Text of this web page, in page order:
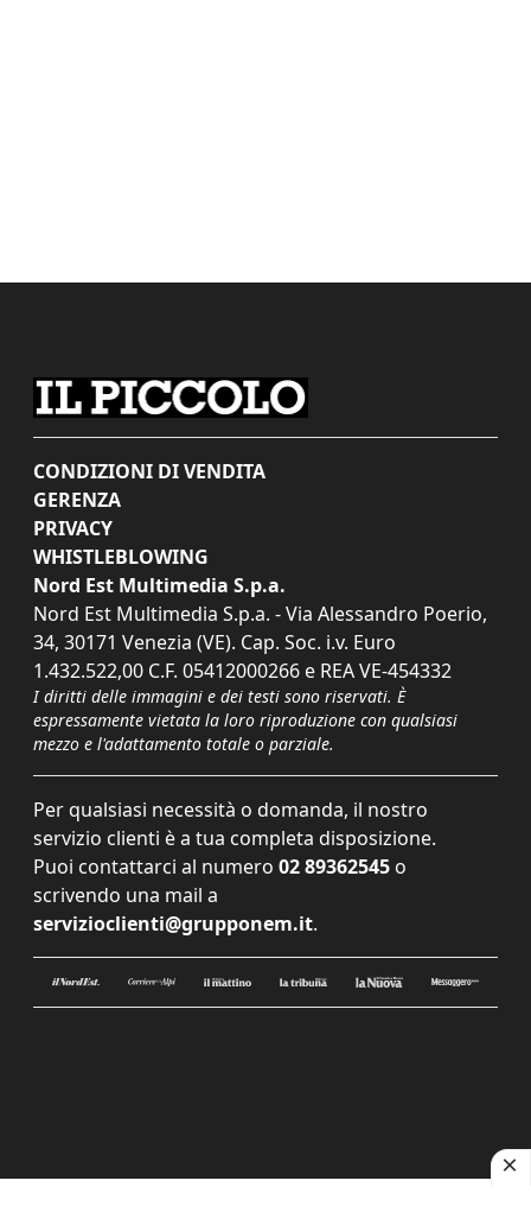
CONDIZIONI DI VENDITA
GERENZA
PRIVACY
WHISTLEBLOWING
Nord Est Multimedia S.p.a.
Nord Est Multimedia S.p.a. - Via Alessandro Poerio,
34, 30171 Venezia (VE). Cap. Soc. i.v. Euro
1.432.522,00 C.F. 05412000266 e REA VE-454332
I diritti delle immagini e dei testi sono riservati. È
espressamente vietata la loro riproduzione con qualsiasi
mezzo e l'adattamento totale o parziale.
Per qualsiasi necessità o domanda, il nostro
servizio clienti è a tua completa disposizione.
Puoi contattarci al numero 02 89362545 o
scrivendo una mail a
servizioclienti@grupponem.it.